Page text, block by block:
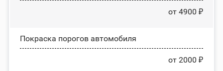
от 4900 ₽
Покраска порогов автомобиля
от 2000 ₽